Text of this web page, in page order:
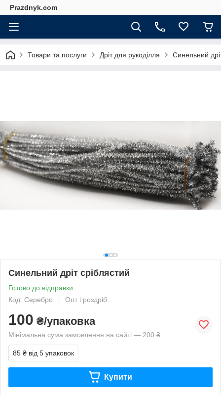
Prazdnyk.com
Товари та послуги Дріт для рукоділля Синельний
Синельний дріт сріблястий
Готово до відправки
Код: Серебро
Опт і роздріб
100 ₴/упаковка
Мінімальна сума замовлення на сайті — 200 ₴
85 ₴ від 5 упаковок
Купити